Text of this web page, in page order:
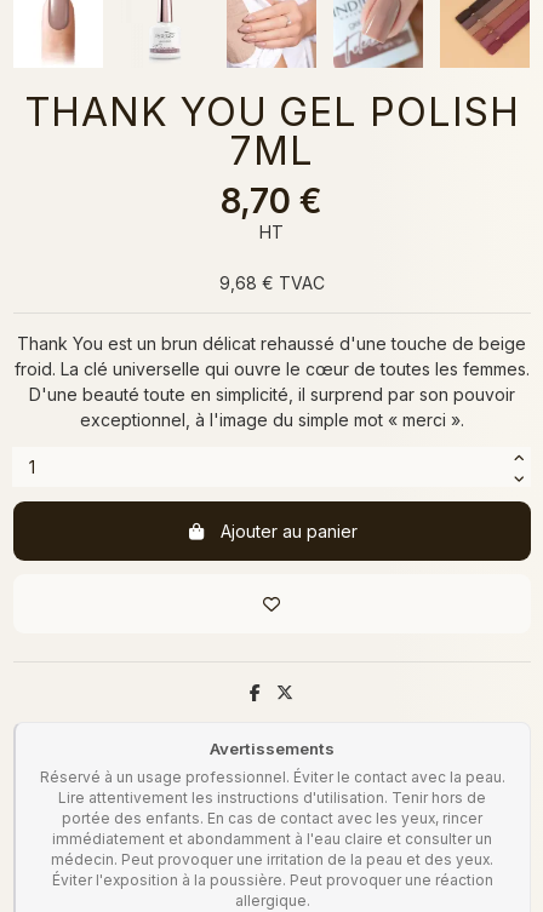
THANK YOU GEL POLISH
7ML
8,70 €
HT
9,68 € TVAC
Thank You est un brun délicat rehaussé d'une touche de beige
froid. La clé universelle qui ouvre le cœur de toutes les femmes.
D'une beauté toute en simplicité, il surprend par son pouvoir
exceptionnel, à l'image du simple mot « merci ».
Ajouter au panier
Avertissements
Réservé à un usage professionnel. Éviter le contact avec la peau.
Lire attentivement les instructions d'utilisation. Tenir hors de
portée des enfants. En cas de contact avec les yeux, rincer
immédiatement et abondamment à l'eau claire et consulter un
médecin. Peut provoquer une irritation de la peau et des yeux.
Éviter l'exposition à la poussière. Peut provoquer une réaction
allergique.